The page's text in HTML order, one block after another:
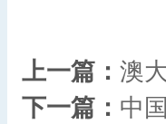
上一篇： 澳
下一篇： 中